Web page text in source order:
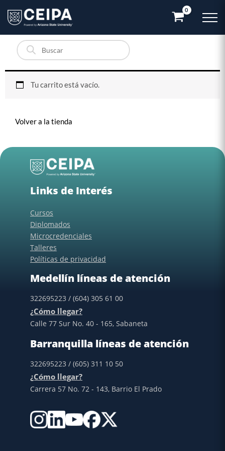
Búsqueda
de
productos
Tu carrito está vacío.
Volver a la tienda
Links de Interés
Cursos
Diplomados
Microcredenciales
Talleres
Políticas de privacidad
Medellín líneas de atención
322695223 / (604) 305 61 00
¿Cómo llegar?
Calle 77 Sur No. 40 - 165, Sabaneta
Barranquilla líneas de atención
322695223 / (605) 311 10 50
¿Cómo llegar?
Carrera 57 No. 72 - 143, Barrio El Prado